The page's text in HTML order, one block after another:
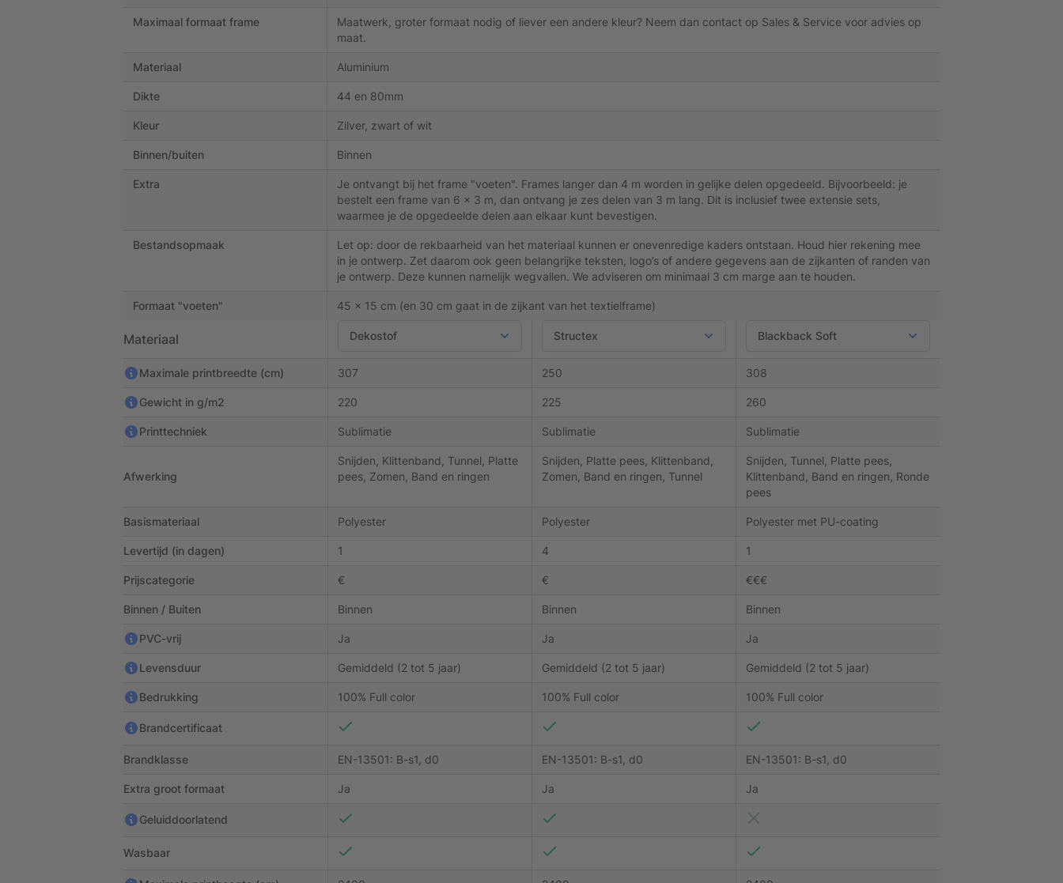
Maximaal formaat frame
Maatwerk, groter formaat nodig of liever een andere kleur? Neem dan contact op Sales & Service voor advies op
maat.
Materiaal Aluminium
Dikte 44 en 80mm
Kleur Zilver, zwart of wit
Binnen/buiten Binnen
Extra
Je ontvangt bij het frame "voeten". Frames langer dan 4 m worden in gelijke delen opgedeeld. Bijvoorbeeld: je
bestelt een frame van 6 x 3 m, dan ontvang je zes delen van 3 m lang. Dit is inclusief twee extensie sets,
waarmee je de opgedeelde delen aan elkaar kunt bevestigen.
Bestandsopmaak
Let op: door de rekbaarheid van het materiaal kunnen er onevenredige kaders ontstaan. Houd hier rekening mee
in je ontwerp. Zet daarom ook geen belangrijke teksten, logo’s of andere gegevens aan de zijkanten of randen van
je ontwerp. Deze kunnen namelijk wegvallen. We adviseren om minimaal 3 cm marge aan te houden.
Formaat "voeten" 45 x 15 cm (en 30 cm gaat in de zijkant van het textielframe)
Materiaal
Maximale printbreedte (cm) 307 250 308
Gewicht in g/m2 220 225 260
Printtechniek Sublimatie Sublimatie Sublimatie
Afwerking
Snijden, Klittenband, Tunnel, Platte
pees, Zomen, Band en ringen
Snijden, Platte pees, Klittenband,
Zomen, Band en ringen, Tunnel
Snijden, Tunnel, Platte pees,
Klittenband, Band en ringen, Ronde
pees
Basismateriaal Polyester Polyester Polyester met PU-coating
Levertijd (in dagen) 1 4 1
Prijscategorie € € €€€
Binnen / Buiten Binnen Binnen Binnen
PVC-vrij Ja Ja Ja
Levensduur Gemiddeld (2 tot 5 jaar) Gemiddeld (2 tot 5 jaar) Gemiddeld (2 tot 5 jaar)
Bedrukking 100% Full color 100% Full color 100% Full color
Brandcertificaat
Brandklasse EN-13501: B-s1, d0 EN-13501: B-s1, d0 EN-13501: B-s1, d0
Extra groot formaat Ja Ja Ja
Geluiddoorlatend
Wasbaar